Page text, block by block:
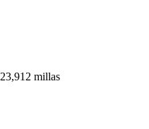
23,912 millas